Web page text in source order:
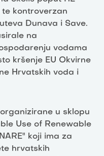
te kontroverzan
Dunava i Save.
na
vodama
kršenje EU Okvirne
Hrvatskih voda i
u sklopu
Use of Renewable
koji ima za
hrvatskih